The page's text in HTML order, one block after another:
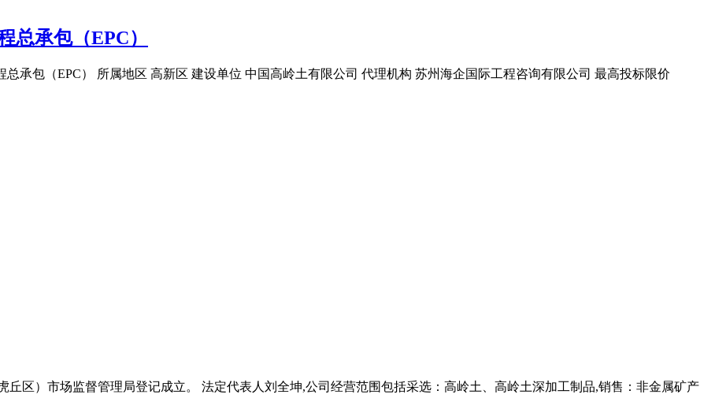
总承包（EPC）
承包（EPC） 所属地区 高新区 建设单位 中国高岭土有限公司 代理机构 苏州海企国际工程咨询有限公司 最高投标限价
丘区）市场监督管理局登记成立。 法定代表人刘全坤,公司经营范围包括采选：高岭土、高岭土深加工制品,销售：非金属矿产